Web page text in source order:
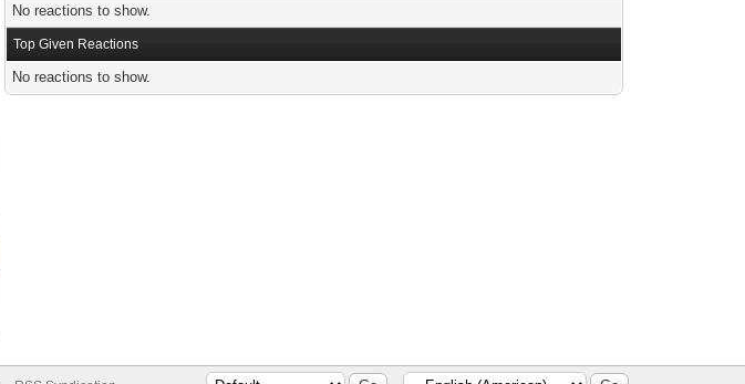
No reactions to show.
Top Given Reactions
No reactions to show.